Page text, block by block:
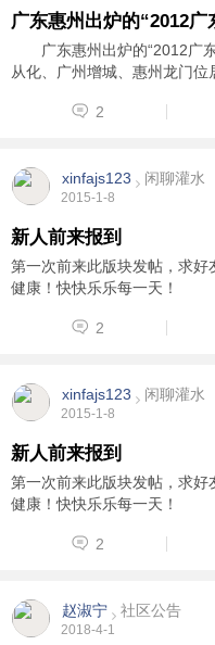
广东惠州出炉的“2012
广东惠州出炉的“2012广东
从化、广州增城、惠州龙门位
报告显示，广州从化、广州
山、惠州惠东、梅州梅县、清
2
xinfajs123 闲聊灌水
2015-1-8
新人前来报到
第一次前来此版块发帖，求
健康！快快乐乐每一天！
2
xinfajs123 闲聊灌水
2015-1-8
新人前来报到
第一次前来此版块发帖，求
健康！快快乐乐每一天！
2
赵淑宁 社区公告
2018-4-1